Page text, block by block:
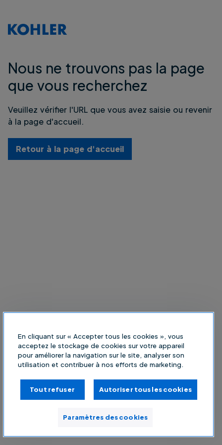
Nous ne trouvons pas la page
que vous recherchez
Veuillez vérifier l'URL que vous avez saisie ou revenir
à la page d'accueil.
Retour à la page d'accueil
En cliquant sur « Accepter tous les cookies », vous
acceptez le stockage de cookies sur votre appareil
pour améliorer la navigation sur le site, analyser son
utilisation et contribuer à nos efforts de marketing.
Tout refuser Autoriser tous les cookies
Paramètres des cookies